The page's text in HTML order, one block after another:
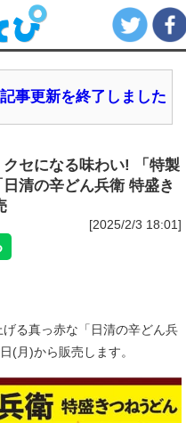
事更新を終了しました
セになる味わい! 「特製
清の辛どん兵衛 特盛き
[2025/2/3 18:01]
る真っ赤な「日清の辛どん兵
(月)から販売します。